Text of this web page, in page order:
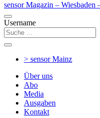
sensor Magazin – Wiesbaden
Username
> sensorMainz
Über uns
Abo
Media
Ausgaben
Kontakt